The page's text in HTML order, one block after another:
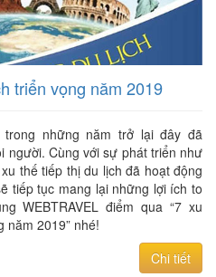
triển vọng năm 2019
những năm trở lại đây đã
người. Cùng với sự phát triển như
thế tiếp thị du lịch đã hoạt động
tiếp tục mang lại những lợi ích to
WEBTRAVEL điểm qua “7 xu
năm 2019” nhé!
Chi tiết